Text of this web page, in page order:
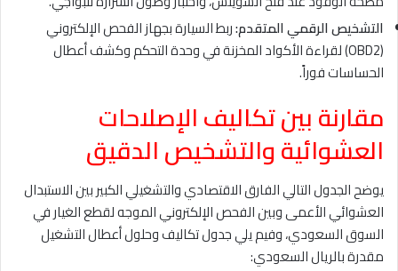
التشخيص الرقمي المتقدم:ربط السيارة بجهاز الفحص الإلكتروني
(OBD2) لقراءة الأكواد المخزنة في وحدة التحكم وكشف أعطال
الحساسات فوراً.
مقارنة بين تكاليف الإصلاحات
العشوائية والتشخيص الدقيق
يوضح الجدول التالي الفارق الاقتصادي والتشغيلي الكبير بين الاستبدال
العشوائي الأعمى وبين الفحص الإلكتروني الموجه لقطع الغيار في
السوق السعودي، وفيم يلي جدول تكاليف وحلول أعطال التشغيل
مقدرة بالريال السعودي: